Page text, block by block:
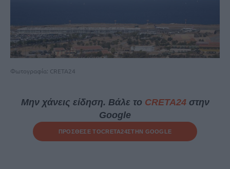
Φωτογραφία: CRETA24
Μην χάνεις είδηση. Βάλε το CRETA24στην
Google
ΠΡΟΣΘΕΣΕ ΤΟCRETA24ΣΤΗΝ GOOGLE